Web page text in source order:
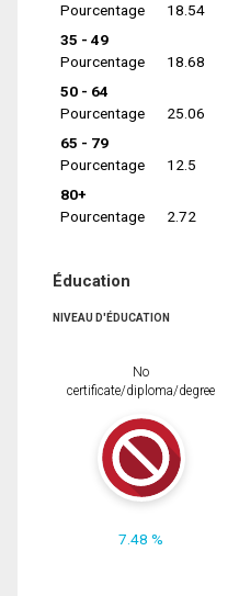
Pourcentage
18.54
35 - 49
Pourcentage
18.68
50 - 64
Pourcentage
25.06
65 - 79
Pourcentage
12.5
80+
Pourcentage
2.72
Éducation
NIVEAU D'ÉDUCATION
No
certificate/diploma/degree
7.48 %